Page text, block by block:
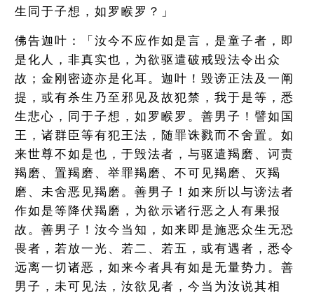
生同于子想，如罗睺罗？」
佛告迦叶：「汝今不应作如是言，是童子者，即
是化人，非真实也，为欲驱遣破戒毁法令出众
故；金刚密迹亦是化耳。迦叶！毁谤正法及一阐
提，或有杀生乃至邪见及故犯禁，我于是等，悉
生悲心，同于子想，如罗睺罗。善男子！譬如国
王，诸群臣等有犯王法，随罪诛戮而不舍置。如
来世尊不如是也，于毁法者，与驱遣羯磨、诃责
羯磨、置羯磨、举罪羯磨、不可见羯磨、灭羯
磨、未舍恶见羯磨。善男子！如来所以与谤法者
作如是等降伏羯磨，为欲示诸行恶之人有果报
故。善男子！汝今当知，如来即是施恶众生无恐
畏者，若放一光、若二、若五，或有遇者，悉令
远离一切诸恶，如来今者具有如是无量势力。善
男子，未可见法，汝欲见者，今当为汝说其相